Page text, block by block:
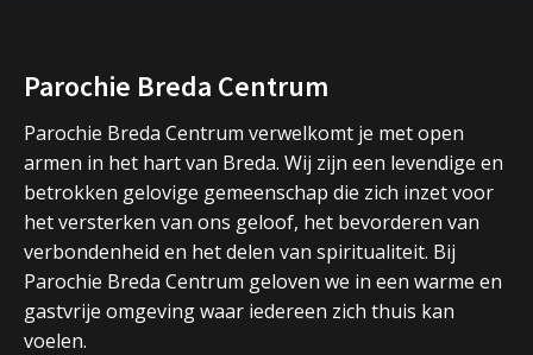
Parochie Breda Centrum
Parochie Breda Centrum verwelkomt je met open
armen in het hart van Breda. Wij zijn een levendige en
betrokken gelovige gemeenschap die zich inzet voor
het versterken van ons geloof, het bevorderen van
verbondenheid en het delen van spiritualiteit. Bij
Parochie Breda Centrum geloven we in een warme en
gastvrije omgeving waar iedereen zich thuis kan
voelen.